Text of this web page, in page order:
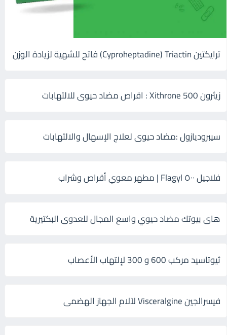
ترايكتين Cyproheptadine) Triactin) فاتح للشهية لزيادة الوزن
زيثرون 500 Xithrone : اقراص مضاد حيوى للالتهابات
سيبروديازول :مضاد حيوى لعلاج الإسهال والالتهابات
فلاجيل ٥٠٠ Flagyl | مطهر معوي أقراص وشراب
هاى بيوتك مضاد حيوي واسع المجال للعدوى البكتيرية
ثيوتاسيد مركب 600 و 300 لإلتهاب الأعصاب
فيسرالجين Visceralgine لآلام الجهاز الهضمى